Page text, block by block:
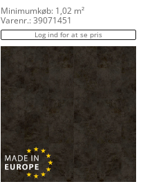
Minimumkøb: 1,02 m²
Varenr.: 39071451
Log ind for at se pris